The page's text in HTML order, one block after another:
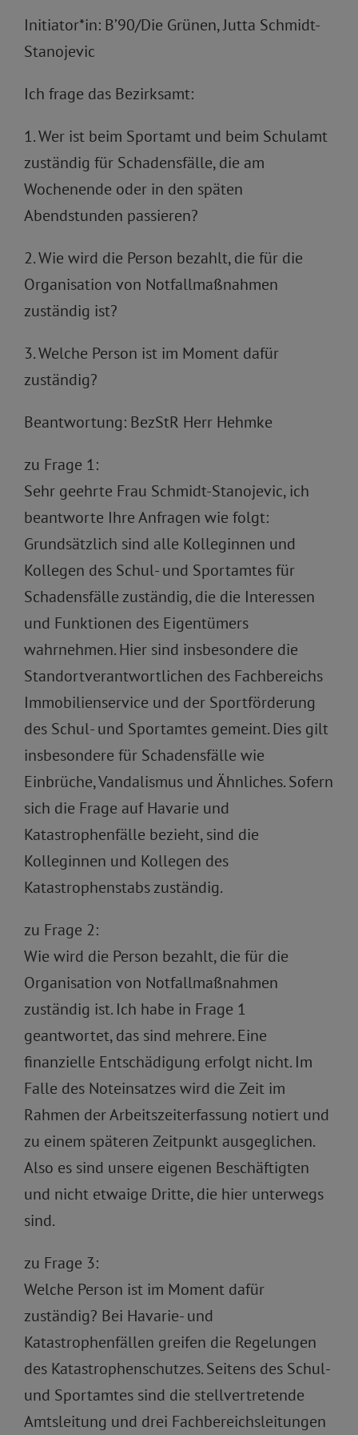
Initiator*in: B’90/Die Grünen, Jutta Schmidt-
Stanojevic
Ich frage das Bezirksamt:
1. Wer ist beim Sportamt und beim Schulamt
zuständig für Schadensfälle, die am
Wochenende oder in den späten
Abendstunden passieren?
2. Wie wird die Person bezahlt, die für die
Organisation von Notfallmaßnahmen
zuständig ist?
3. Welche Person ist im Moment dafür
zuständig?
Beantwortung: BezStR Herr Hehmke
zu Frage 1:
Sehr geehrte Frau Schmidt-Stanojevic, ich
beantworte Ihre Anfragen wie folgt:
Grundsätzlich sind alle Kolleginnen und
Kollegen des Schul- und Sportamtes für
Schadensfälle zuständig, die die Interessen
und Funktionen des Eigentümers
wahrnehmen. Hier sind insbesondere die
Standortverantwortlichen des Fachbereichs
Immobilienservice und der Sportförderung
des Schul- und Sportamtes gemeint. Dies gilt
insbesondere für Schadensfälle wie
Einbrüche, Vandalismus und Ähnliches. Sofern
sich die Frage auf Havarie und
Katastrophenfälle bezieht, sind die
Kolleginnen und Kollegen des
Katastrophenstabs zuständig.
zu Frage 2:
Wie wird die Person bezahlt, die für die
Organisation von Notfallmaßnahmen
zuständig ist. Ich habe in Frage 1
geantwortet, das sind mehrere. Eine
finanzielle Entschädigung erfolgt nicht. Im
Falle des Noteinsatzes wird die Zeit im
Rahmen der Arbeitszeiterfassung notiert und
zu einem späteren Zeitpunkt ausgeglichen.
Also es sind unsere eigenen Beschäftigten
und nicht etwaige Dritte, die hier unterwegs
sind.
zu Frage 3:
Welche Person ist im Moment dafür
zuständig? Bei Havarie- und
Katastrophenfällen greifen die Regelungen
des Katastrophenschutzes. Seitens des Schul-
und Sportamtes sind die stellvertretende
Amtsleitung und drei Fachbereichsleitungen